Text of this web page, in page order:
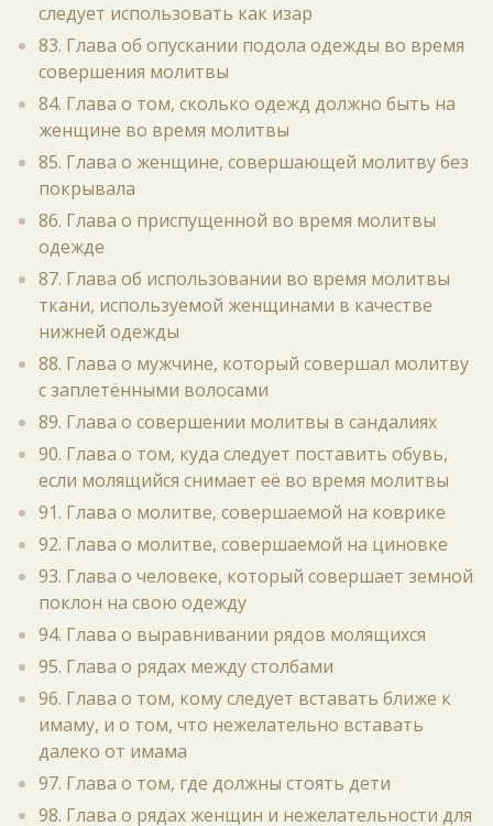
следует использовать как изар
83. Глава об опускании подола одежды во время
совершения молитвы
84. Глава о том, сколько одежд должно быть на
женщине во время молитвы
85. Глава о женщине, совершающей молитву без
покрывала
86. Глава о приспущенной во время молитвы
одежде
87. Глава об использовании во время молитвы
ткани, используемой женщинами в качестве
нижней одежды
88. Глава о мужчине, который совершал молитву
с заплетёнными волосами
89. Глава о совершении молитвы в сандалиях
90. Глава о том, куда следует поставить обувь,
если молящийся снимает её во время молитвы
91. Глава о молитве, совершаемой на коврике
92. Глава о молитве, совершаемой на циновке
93. Глава о человеке, который совершает земной
поклон на свою одежду
94. Глава о выравнивании рядов молящихся
95. Глава о рядах между столбами
96. Глава о том, кому следует вставать ближе к
имаму, и о том, что нежелательно вставать
далеко от имама
97. Глава о том, где должны стоять дети
98. Глава о рядах женщин и нежелательности для